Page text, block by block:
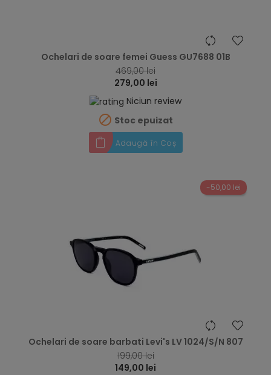
Ochelari de soare femei Guess GU7688 01B
469,00 lei
279,00 lei
Niciun review
 Stoc epuizat
Adaugă în Coș
-50,00 lei
Ochelari de soare barbati Levi's LV 1024/S/N 807
199,00 lei
149,00 lei